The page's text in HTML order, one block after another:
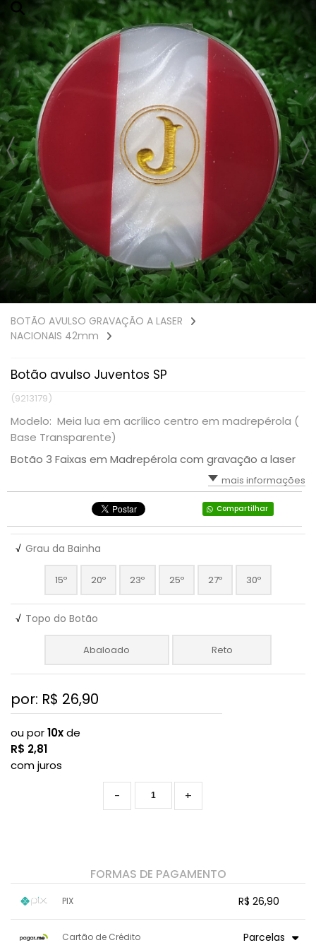
BOTÃO AVULSO GRAVAÇÃO A LASER
NACIONAIS 42mm
Botão avulso Juventos SP
(9213179)
Modelo: Meia lua em acrílico centro em madrepérola (
Base Transparente)
Botão 3 Faixas em Madrepérola com gravação a laser
mais informações
Compartilhar
√ Grau da Bainha
15º 20º 23º 25º 27º 30º
√ Topo do Botão
Abaloado Reto
por: R$ 26,90
ou por10xde
R$ 2,81
com juros
+
-
FORMAS DE PAGAMENTO
PIX R$ 26,90
.
Cartão de Crédito Parcelas